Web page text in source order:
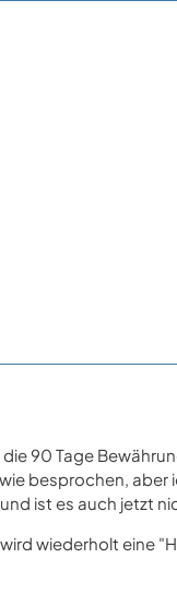
90 Tage
besprochen,
ist es auch jetzt
wiederholt eine